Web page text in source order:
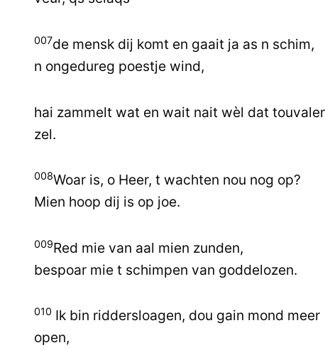
007de mensk dij komt en gaait ja as n schim,
n ongedureg poestje wind,
hai zammelt wat en wait nait wèl dat
zel.
008Woar is, o Heer, t wachten nou nog op?
Mien hoop dij is op joe.
009Red mie van aal mien zunden,
bespoar mie t schimpen van goddelozen.
010 Ik bin riddersloagen, dou gain mond meer
open,